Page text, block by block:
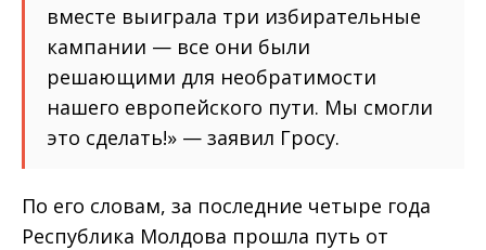
вместе выиграла три избирательные
кампании — все они были
решающими для необратимости
нашего европейского пути. Мы смогли
это сделать!» — заявил Гросу.
По его словам, за последние четыре года
Республика Молдова прошла путь от